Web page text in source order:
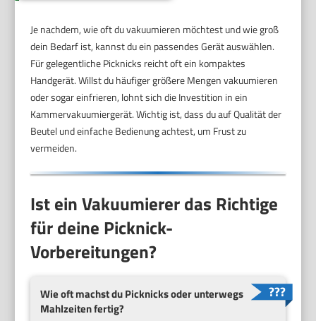
Je nachdem, wie oft du vakuumieren möchtest und wie groß
dein Bedarf ist, kannst du ein passendes Gerät auswählen.
Für gelegentliche Picknicks reicht oft ein kompaktes
Handgerät. Willst du häufiger größere Mengen vakuumieren
oder sogar einfrieren, lohnt sich die Investition in ein
Kammervakuumiergerät. Wichtig ist, dass du auf Qualität der
Beutel und einfache Bedienung achtest, um Frust zu
vermeiden.
Ist ein Vakuumierer das Richtige
für deine Picknick-
Vorbereitungen?
Wie oft machst du Picknicks oder unterwegs
Mahlzeiten fertig?